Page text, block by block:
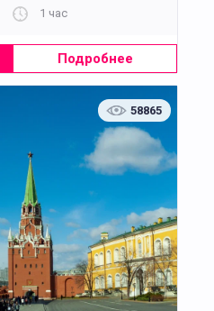
1 час
Подробнее
58865